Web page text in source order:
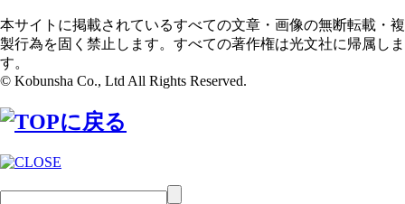
本サイトに掲載されているすべての文章・画像の無断転載・複
製行為を固く禁止します。すべての著作権は光文社に帰属しま
す。
© Kobunsha Co., Ltd All Rights Reserved.